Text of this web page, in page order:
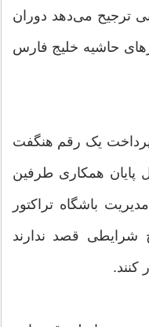
ترجیح می‌دهد دوران
حاشیه خلیج فارس
یک رقم هنگفت
پایان همکاری طرفین
باشگاه تراکتور
شرایطی قصد ندارند
کنند.